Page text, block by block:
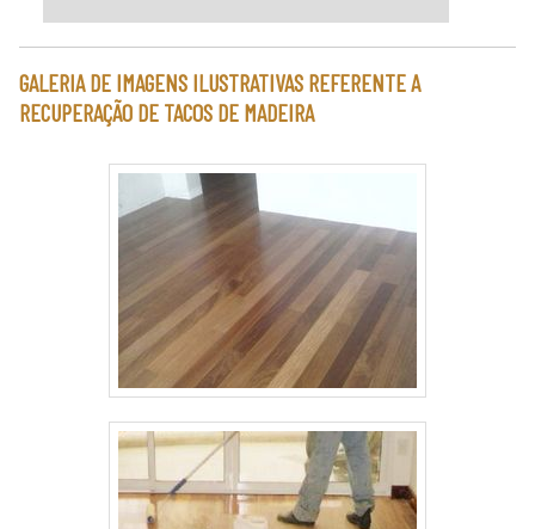
GALERIA DE IMAGENS ILUSTRATIVAS REFERENTE A
RECUPERAÇÃO DE TACOS DE MADEIRA